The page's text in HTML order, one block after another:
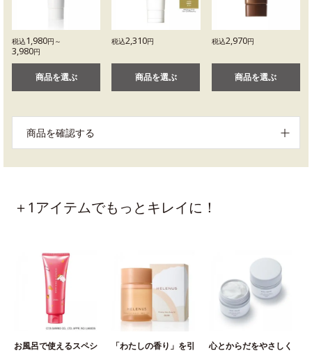
税込1,980円～
3,980円
商品を選ぶ
税込2,310円
商品を選ぶ
税込2,970円
商品を選ぶ
商品を確認する
＋1アイテムでもっとキレイに！
お風呂で使えるスペシ
「わたしの香り」を引
心とからだをやさしく